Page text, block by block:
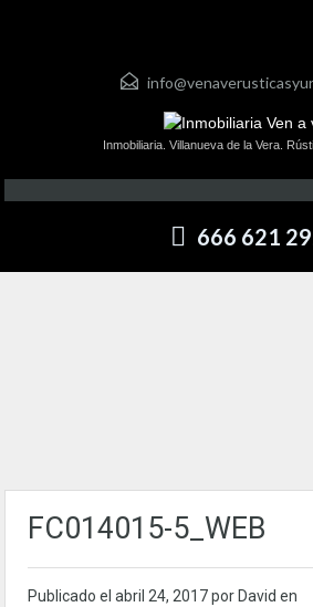
Inmobiliaria. Villanueva de la Vera.
666 621
FC014015-5_WEB
Publicado el abril 24, 2017por David en